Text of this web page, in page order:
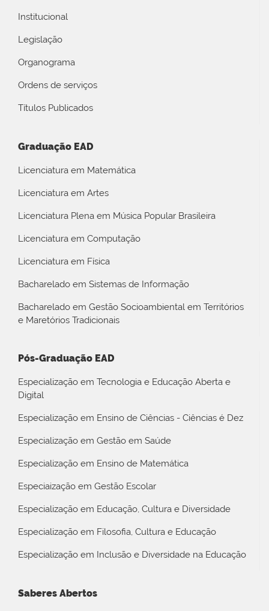
Institucional
Legislação
Organograma
Ordens de serviços
Títulos Publicados
Graduação EAD
Licenciatura em Matemática
Licenciatura em Artes
Licenciatura Plena em Música Popular Brasileira
Licenciatura em Computação
Licenciatura em Física
Bacharelado em Sistemas de Informação
Bacharelado em Gestão Socioambiental em Territórios
e Maretórios Tradicionais
Pós-Graduação EAD
Especialização em Tecnologia e Educação Aberta e
Digital
Especialização em Ensino de Ciências - Ciências é Dez
Especialização em Gestão em Saúde
Especialização em Ensino de Matemática
Especiaização em Gestão Escolar
Especialização em Educação, Cultura e Diversidade
Especialização em Filosofia, Cultura e Educação
Especialização em Inclusão e Diversidade na Educação
Saberes Abertos